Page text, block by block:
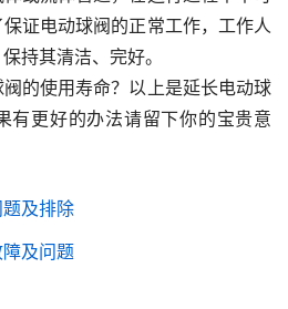
证电动球阀的正常工作，工作人
持其清洁、完好。
的使用寿命？以上是延长电动球
有更好的办法请留下你的宝贵意
及排除
及问题